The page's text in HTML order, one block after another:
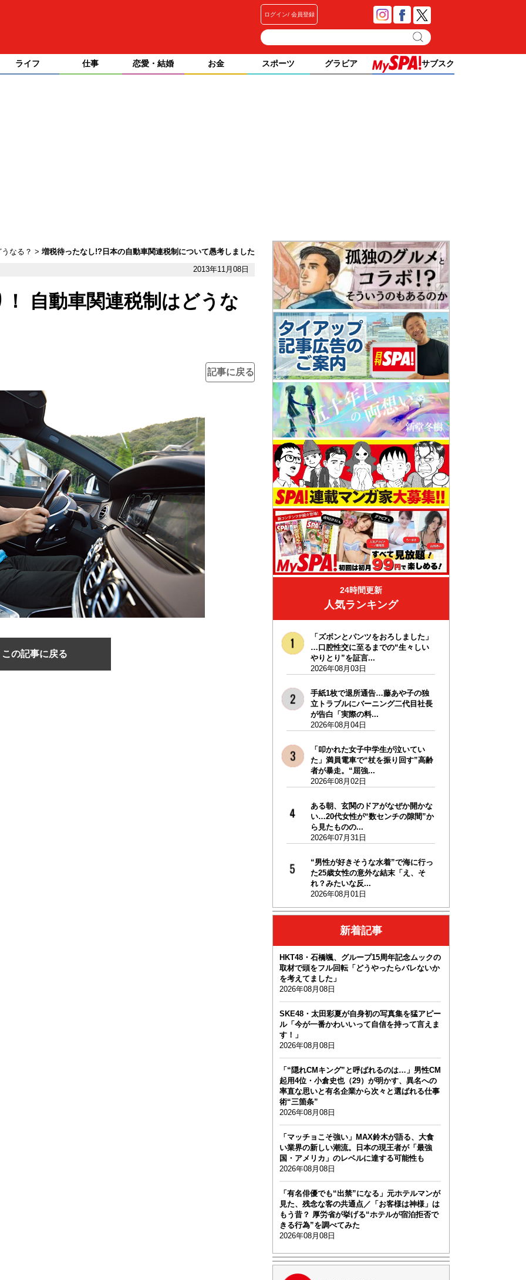
ログイン 会員登録
ライフ 仕事 恋愛・結婚 お金 スポーツ グラビア サブスク
なる？
増税待ったなし!?日本の自動車関連税制について愚考しました
2013年11月08日
自動車関連税制はどうな
記事に戻る
この記事に戻る
24時間更新
人気ランキング
「ズボンとパンツをおろしました」
…口腔性交に至るまでの“生々しい
やりとり”を証言...
2026年08月03日
手紙1枚で退所通告…藤あや子の独
立トラブルにバーニング二代目社長
が告白「実際の料...
2026年08月04日
「叩かれた女子中学生が泣いてい
た」満員電車で“杖を振り回す”高齢
者が暴走。“屈強...
2026年08月02日
ある朝、玄関のドアがなぜか開かな
い…20代女性が“数センチの隙間”か
ら見たものの...
2026年07月31日
“男性が好きそうな水着”で海に行っ
た25歳女性の意外な結末「え、そ
れ？みたいな反...
2026年08月01日
新着記事
HKT48・石橋颯、グループ15周年記念ムックの
取材で頭をフル回転「どうやったらバレないか
を考えてました」
2026年08月08日
SKE48・太田彩夏が自身初の写真集を猛アピー
ル「今が一番かわいいって自信を持って言えま
す！」
2026年08月08日
「“隠れCMキング”と呼ばれるのは…」男性CM
起用4位・小倉史也（29）が明かす、異名への
率直な思いと有名企業から次々と選ばれる仕事
術“三箇条”
2026年08月08日
「マッチョこそ強い」MAX鈴木が語る、大食
い業界の新しい潮流。日本の現王者が「最強
国・アメリカ」のレベルに達する可能性も
2026年08月08日
「有名俳優でも“出禁”になる」元ホテルマンが
見た、残念な客の共通点／「お客様は神様」は
もう昔？ 厚労省が挙げる“ホテルが宿泊拒否で
きる行為”を調べてみた
2026年08月08日